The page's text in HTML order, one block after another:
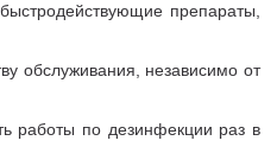
препараты,
обслуживания, независимо от
работы по дезинфекции раз в